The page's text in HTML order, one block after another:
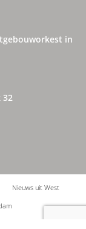
in
32
Nieuws uit West